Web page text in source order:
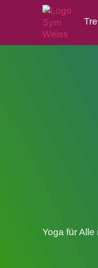
Yoga für Alle